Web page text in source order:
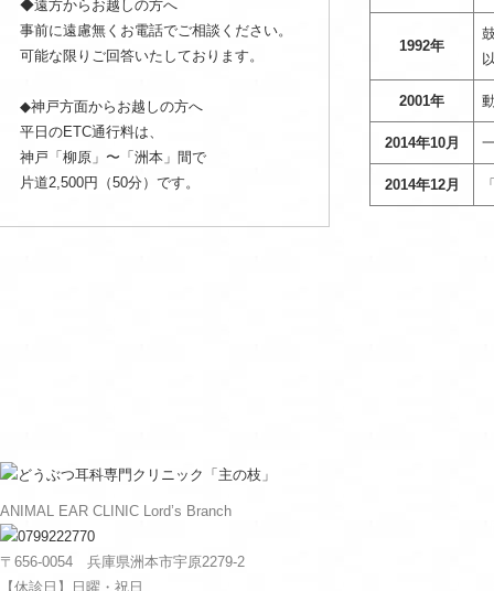
1992年
2001年
2014年10月
2014年12月
◆遠方からお越しの方へ
事前に遠慮無くお電話でご相談ください。
可能な限りご回答いたしております。
◆神戸方面からお越しの方へ
平日のETC通行料は、
神戸「柳原」〜「洲本」間で
片道2,500円（50分）です。
ANIMAL EAR CLINIC Lord’s Branch
〒656-0054 兵庫県洲本市宇原2279-2
【休診日】日曜・祝日